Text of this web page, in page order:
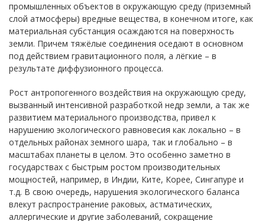
промышленных объектов в окружающую среду (приземный
слой атмосферы) вредные вещества, в конечном итоге, как
материальная субстанция осаждаются на поверхность
земли. Причем тяжёлые соединения оседают в основном
под действием гравитационного поля, а лёгкие – в
результате диффузионного процесса.
Рост антропогенного воздействия на окружающую среду,
вызванный интенсивной разработкой недр земли, а так же
развитием материального производства, привел к
нарушению экологического равновесия как локально – в
отдельных районах земного шара, так и глобально – в
масштабах планеты в целом. Это особенно заметно в
государствах с быстрым ростом производительных
мощностей, например, в Индии, Ките, Корее, Сингапуре и
т.д. В свою очередь, нарушения экологического баланса
влекут распространение раковых, астматических,
аллергические и другие заболеваний, сокращение